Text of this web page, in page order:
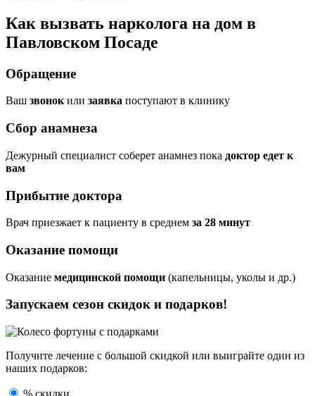
Как вызвать нарколога на дом в
Павловском Посаде
Обращение
Ваш звонокили заявка поступают в клинику
Сбор анамнеза
Дежурный специалист соберет анамнез пока доктор едет к
вам
Прибытие доктора
Врач приезжает к пациенту в среднем за 28 минут
Оказание помощи
Оказание медицинской помощи (капельницы, уколы и др.)
Запускаем сезон скидок и подарков!
Получите лечение с большой скидкой или выиграйте один из
наших подарков: